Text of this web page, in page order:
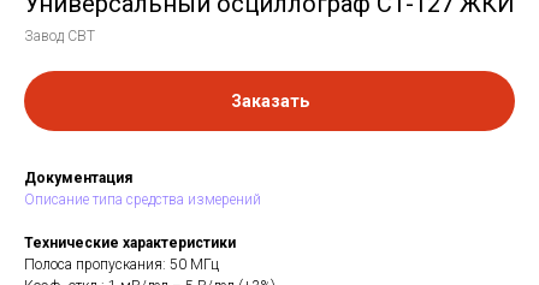
Завод СВТ
Заказать
Документация
Описание типа средства измерений
Технические характеристики
Полоса пропускания: 50 МГц